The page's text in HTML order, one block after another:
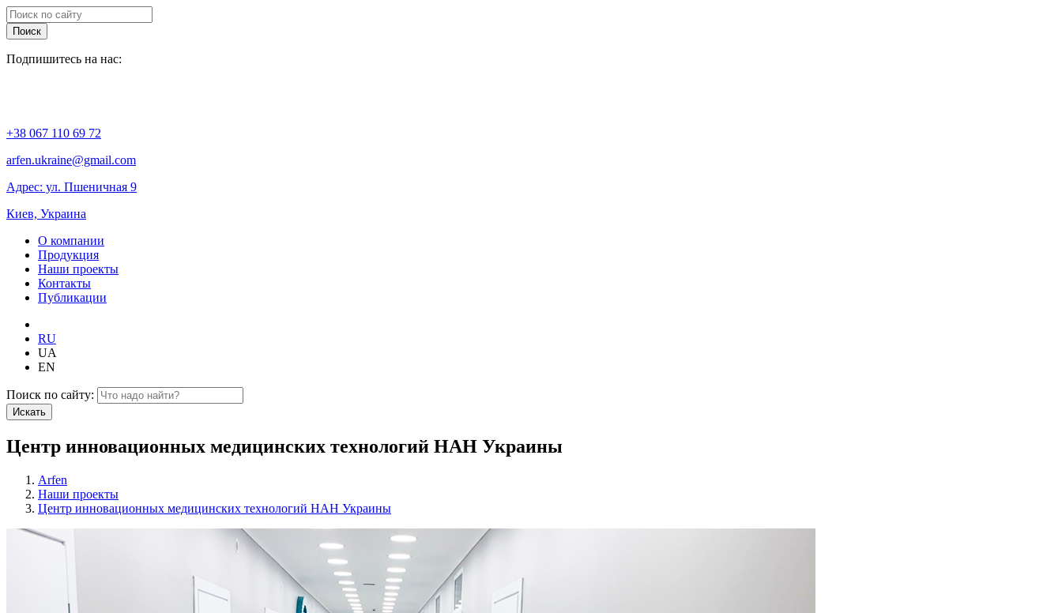
Поиск
Подпишитесь на нас:
+38 067 110 69 72
arfen.ukraine@gmail.com
Адрес: ул. Пшеничная 9
Киев, Украина
О компании
Продукция
Наши проекты
Контакты
Публикации
RU
UA
EN
Поиск по сайту:
Искать
Центр инновационных медицинских технологий НАН Украины
Arfen
Наши проекты
Центр инновационных медицинских технологий НАН Украины